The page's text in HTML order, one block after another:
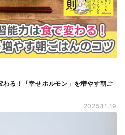
る！「幸せホルモン」を増やす朝ご
2025.11.19